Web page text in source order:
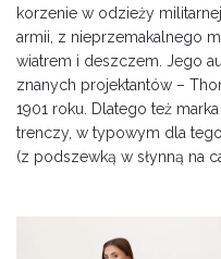
korzenie w odzieży
armii, z nieprzemakalnego
wiatrem i deszczem. Jego
znanych projektantów –
1901 roku. Dlatego też
trenczy, w typowym dla
(z podszewką w słynną na